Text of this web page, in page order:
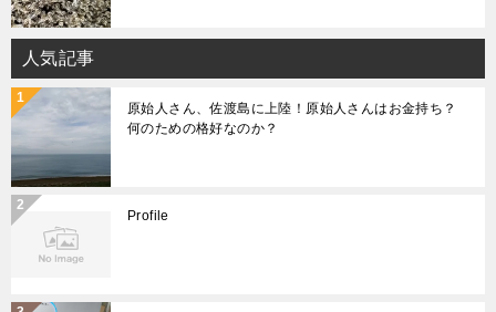
人気記事
原始人さん、佐渡島に上陸！原始人さんはお金持ち？
何のための格好なのか？
Profile